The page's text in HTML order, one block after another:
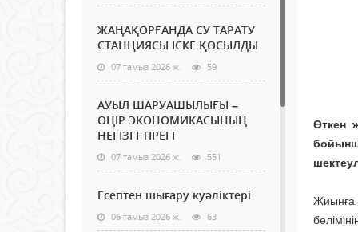
ЖАҢАҚОРҒАНДА СУ ТАРАТУ
СТАНЦИЯСЫ ІСКЕ ҚОСЫЛДЫ
07 тамыз 2026 ж. 59
АУЫЛ ШАРУАШЫЛЫҒЫ –
ӨҢІР ЭКОНОМИКАСЫНЫҢ
НЕГІЗГІ ТІРЕГІ
07 тамыз 2026 ж. 551
Есептен шығару куәліктері
06 тамыз 2026 ж. 63
Өткен
Жиынға